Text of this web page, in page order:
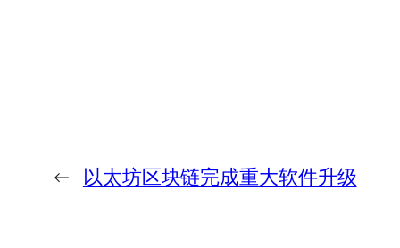
← 以太坊区块链完成重大软件升级